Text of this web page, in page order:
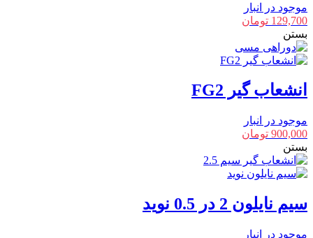
موجود در انبار
129,700 تومان
بستن
انشعاب گیر FG2
موجود در انبار
900,000 تومان
بستن
سیم نایلون 2 در 0.5 نوید
موجود در انبار